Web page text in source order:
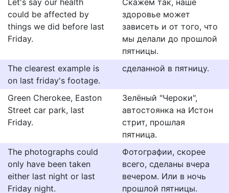
Let's say our health
could be affected by
things we did before last
Friday.
Скажем так, наше
здоровье может
зависеть и от того, что
мы делали до прошлой
пятницы.
The clearest example is
on last friday's footage.
сделанной в пятницу.
Green Cherokee, Easton
Street car park, last
Friday.
Зелёный "Чероки",
автостоянка на Истон
стрит, прошлая
пятница.
The photographs could
only have been taken
either last night or last
Friday night.
Фотографии, скорее
всего, сделаны вчера
вечером. Или в ночь
прошлой пятницы.